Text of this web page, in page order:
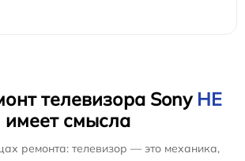
телевизора Sony НЕ
имеет смысла
ремонта: телевизор — это механика,